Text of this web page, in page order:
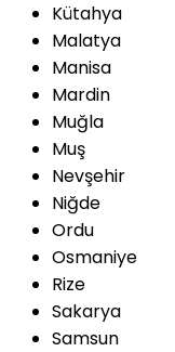
Kütahya
Malatya
Manisa
Mardin
Muğla
Muş
Nevşehir
Niğde
Ordu
Osmaniye
Rize
Sakarya
Samsun